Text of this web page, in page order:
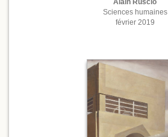
Alain Ruscio
Sciences humaines
février 2019